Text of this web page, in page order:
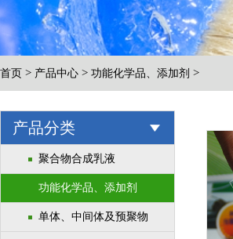
首页 > 产品中心 > 功能化学品、添加剂 >
产品分类
聚合物合成乳液
功能化学品、添加剂
单体、中间体及预聚物